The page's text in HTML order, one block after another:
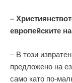
–
европейските
– В този
предложено на
само като по-